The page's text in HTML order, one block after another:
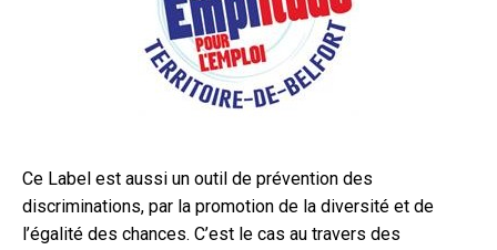
Ce Label est aussi un outil de prévention des
discriminations, par la promotion de la diversité et de
l’égalité des chances. C’est le cas au travers des